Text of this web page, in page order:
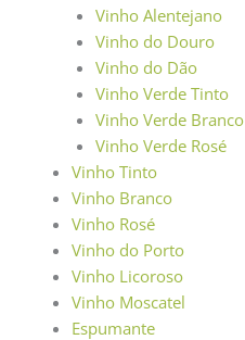
Vinho Alentejano
Vinho do Douro
Vinho do Dão
Vinho Verde Tinto
Vinho Verde Branco
Vinho Verde Rosé
Vinho Tinto
Vinho Branco
Vinho Rosé
Vinho do Porto
Vinho Licoroso
Vinho Moscatel
Espumante